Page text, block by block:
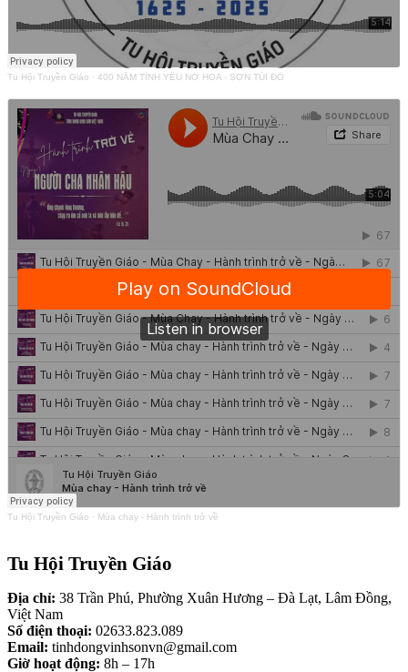
Tu Hội Truyền Giáo · 400 NĂM TÌNH YÊU NỞ HOA - SƠN TÚI ĐỎ
Tu Hội Truyền Giáo · Mùa chay - Hành trình trở về
Tu Hội Truyền Giáo
Địa chỉ: 38 Trần Phú, Phường Xuân Hương – Đà Lạt, Lâm Đồng,
Việt Nam
Số điện thoại: 02633.823.089
Email: tinhdongvinhsonvn@gmail.com
Giờ hoạt động: 8h – 17h